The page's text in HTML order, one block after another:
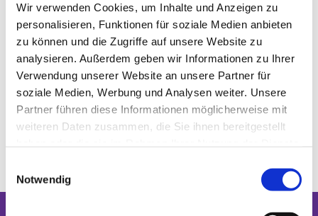
Wir verwenden Cookies, um Inhalte und Anzeigen zu
personalisieren, Funktionen für soziale Medien anbieten
zu können und die Zugriffe auf unsere Website zu
analysieren. Außerdem geben wir Informationen zu Ihrer
Verwendung unserer Website an unsere Partner für
soziale Medien, Werbung und Analysen weiter. Unsere
Partner führen diese Informationen möglicherweise mit
weiteren Daten zusammen, die Sie ihnen bereitgestellt
Notwendig